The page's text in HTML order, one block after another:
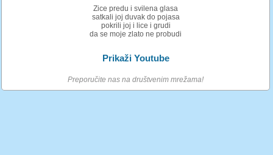
Zice predu i svilena glasa
satkali joj duvak do pojasa
pokrili joj i lice i grudi
da se moje zlato ne probudi
Prikaži Youtube
Preporučite nas na društvenim mrežama!